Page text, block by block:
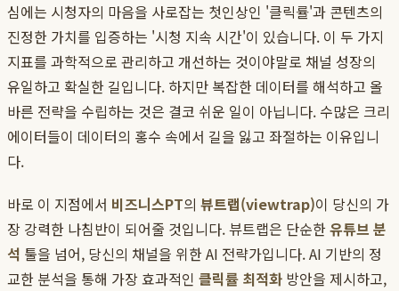
심에는 시청자의 마음을 사로잡는 첫인상인 '클릭률'과 콘텐츠의
진정한 가치를 입증하는 '시청 지속 시간'이 있습니다. 이 두 가지
지표를 과학적으로 관리하고 개선하는 것이야말로 채널 성장의
유일하고 확실한 길입니다. 하지만 복잡한 데이터를 해석하고 올
바른 전략을 수립하는 것은 결코 쉬운 일이 아닙니다. 수많은 크리
에이터들이 데이터의 홍수 속에서 길을 잃고 좌절하는 이유입니
다.
바로 이 지점에서 비즈니스PT의 뷰트랩(viewtrap)이 당신의 가
장 강력한 나침반이 되어줄 것입니다. 뷰트랩은 단순한유튜브 분
석 툴을 넘어, 당신의 채널을 위한 AI 전략가입니다. AI 기반의 정
교한 분석을 통해 가장 효과적인 클릭률 최적화 방안을 제시하고,